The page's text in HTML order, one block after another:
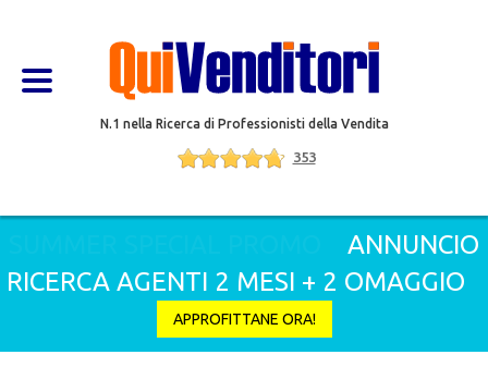
N.1 nella Ricerca di Professionisti della Vendita
353
ANNUNCIO
RICERCA AGENTI 2 MESI + 2 OMAGGIO
APPROFITTANE ORA!